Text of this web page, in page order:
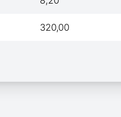
320,00